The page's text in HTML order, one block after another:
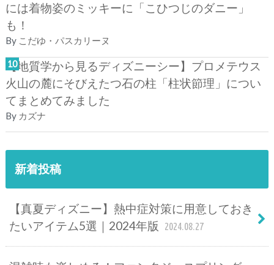
には着物姿のミッキーに「こひつじのダニー」
も！
By こだゆ・パスカリーヌ
【地質学から見るディズニーシー】プロメテウス
火山の麓にそびえたつ石の柱「柱状節理」につい
てまとめてみました
By カズナ
新着投稿
【真夏ディズニー】熱中症対策に用意しておき
たいアイテム5選｜2024年版
2024.08.27